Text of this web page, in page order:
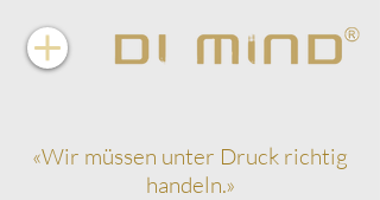
«Wir müssen unter Druck richtig
handeln.»